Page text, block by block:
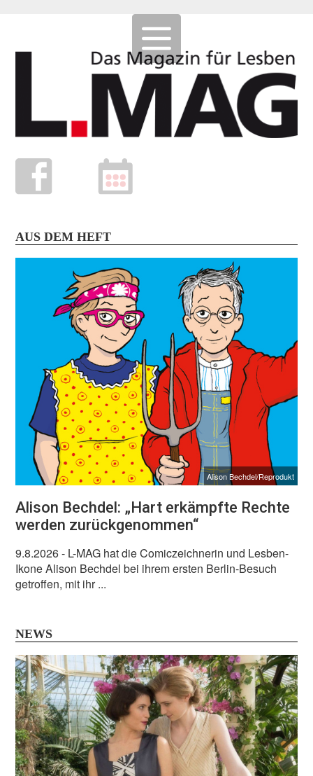
AUS DEM HEFT
Alison Bechdel/Reprodukt
Alison Bechdel: „Hart erkämpfte Rechte
werden zurückgenommen“
9.8.2026- L-MAG hat die Comiczeichnerin und Lesben-
Ikone Alison Bechdel bei ihrem ersten Berlin-Besuch
getroffen, mit ihr ...
NEWS